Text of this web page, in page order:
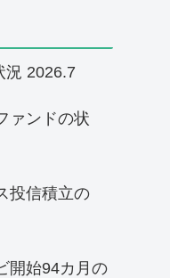
況 2026.7
ァンドの状
投信積立の
開始94カ月の